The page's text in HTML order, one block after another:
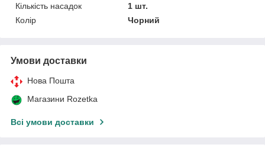
Кількість насадок
1 шт.
Колір
Чорний
Умови доставки
Нова Пошта
Магазини Rozetka
Всі умови доставки